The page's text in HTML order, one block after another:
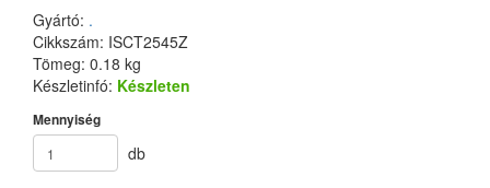
Gyártó: .
Cikkszám: ISCT2545Z
Tömeg: 0.18 kg
Készletinfó: Készleten
Mennyiség
db